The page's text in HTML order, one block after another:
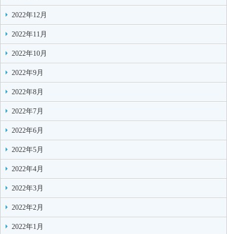
2022年12月
2022年11月
2022年10月
2022年9月
2022年8月
2022年7月
2022年6月
2022年5月
2022年4月
2022年3月
2022年2月
2022年1月